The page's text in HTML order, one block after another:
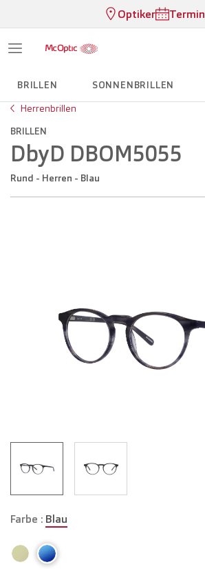
Optiker Termin
BRILLEN SONNENBRILLEN
Herrenbrillen
BRILLEN
DbyD DBOM5055
Rund - Herren - Blau
Farbe : Blau